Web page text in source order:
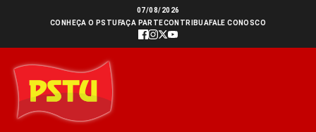
conteúdo
07/08/2026
CONHEÇA O PSTU FAÇA PARTECONTRIBUAFALE CONOSCO